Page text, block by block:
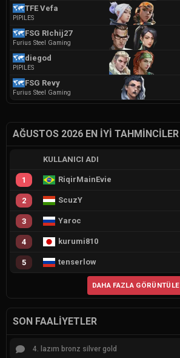
TFE Vefa
PIPILES
FSG RIchij27
Furius Steel Gaming
diegod
PIPILES
FSG Revy
Furius Steel Gaming
AĞUSTOS 2026 EN İYI TAHMINCILER
KULLANICI ADI
1 RiqirMainEvie
2 ScuzY
3 Yaroc
4 kurumi810
5 tenserlow
DAHA FAZLA GÖRÜNTÜLE
SON FAALIYETLER
4. lazım bronz silver gold